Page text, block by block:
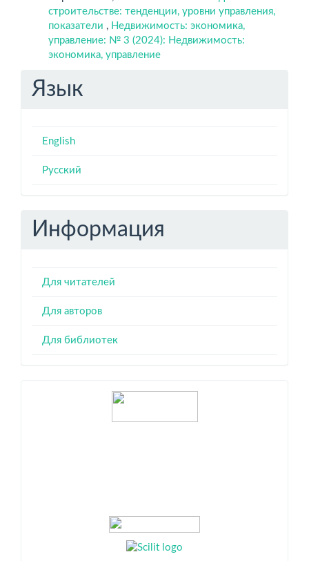
строительстве: тенденции, уровни управления,
показатели , Недвижимость: экономика,
управление: № 3 (2024): Недвижимость:
экономика, управление
Язык
English
Русский
Информация
Для читателей
Для авторов
Для библиотек
Индексация